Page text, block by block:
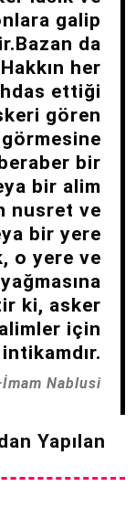
galip
da
her
ettiği
gören
bir
bir alim
nusret ve
bir yere
o yere ve
ki, asker
için
intikamdır.
İmam Nablusi
Yapılan